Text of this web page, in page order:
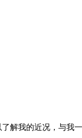
解我的近况，与我